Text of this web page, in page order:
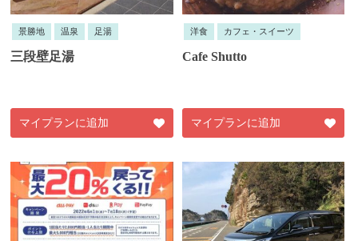
景勝地 温泉 足湯
三段壁足湯
マイプランに追加
洋食 カフェ・スイーツ
Cafe Shutto
マイプランに追加